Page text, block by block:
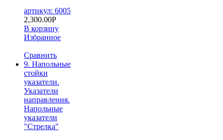
артикул: 6005
2,300.00Р
В корзину
Избранное
Сравнить
9. Напольные
стойки
указатели.
Указатели
направления.
Напольные
указатели
"Стрелка"